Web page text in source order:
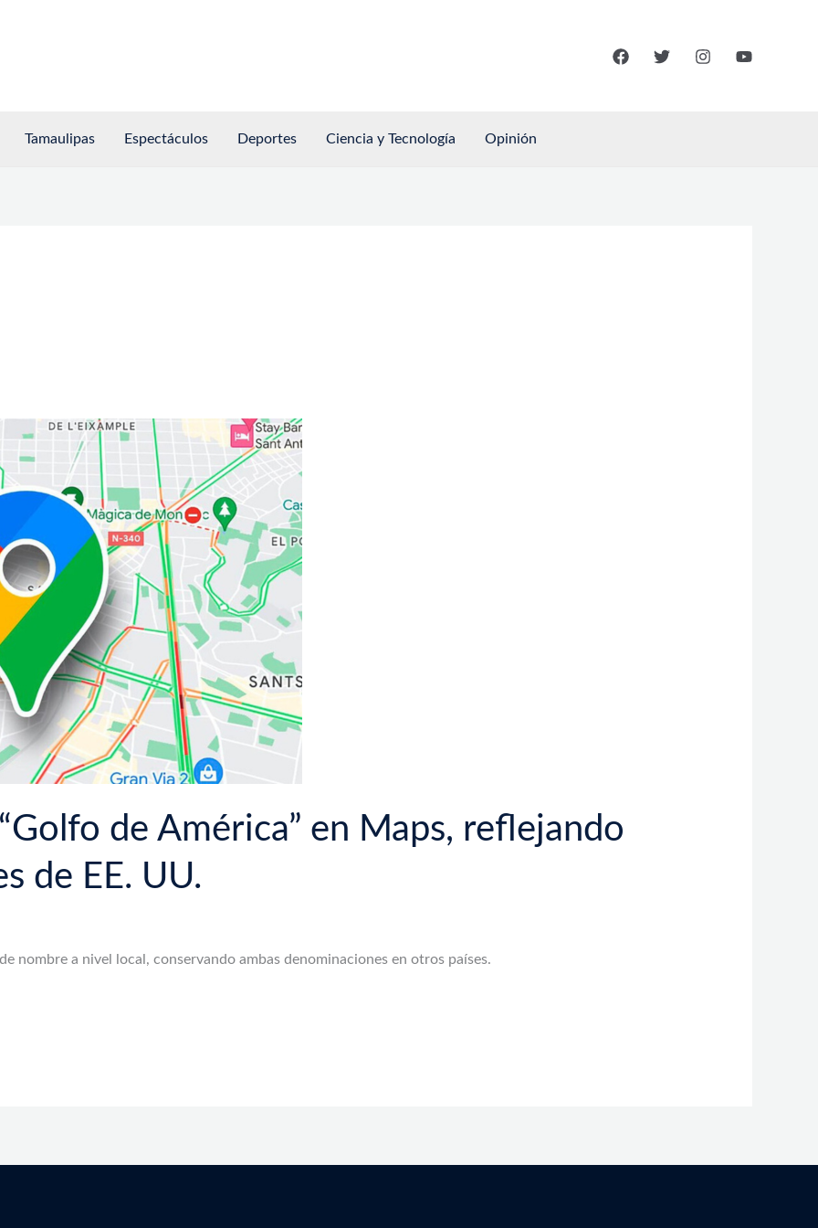
Tamaulipas Espectáculos Deportes Ciencia y Tecnología Opinión
de América” en Maps, reflejando
de EE. UU.
nombre a nivel local, conservando ambas denominaciones en otros países.